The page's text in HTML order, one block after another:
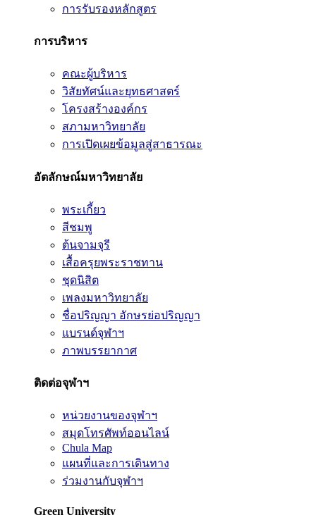
การรับรองหลักสูตร
การบริหาร
คณะผู้บริหาร
วิสัยทัศน์และยุทธศาสตร์
โครงสร้างองค์กร
สภามหาวิทยาลัย
การเปิดเผยข้อมูลสู่สาธารณะ
อัตลักษณ์มหาวิทยาลัย
พระเกี้ยว
สีชมพู
ต้นจามจุรี
เสื้อครุยพระราชทาน
ชุดนิสิต
เพลงมหาวิทยาลัย
ชื่อปริญญา อักษรย่อปริญญา
แบรนด์จุฬาฯ
ภาพบรรยากาศ
ติดต่อจุฬาฯ
หน่วยงานของจุฬาฯ
สมุดโทรศัพท์ออนไลน์
Chula Map
แผนที่และการเดินทาง
ร่วมงานกับจุฬาฯ
Green University